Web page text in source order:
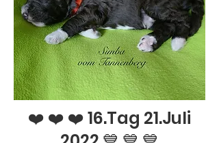
❤️ ❤️ ❤️ 16.Tag 21.Juli